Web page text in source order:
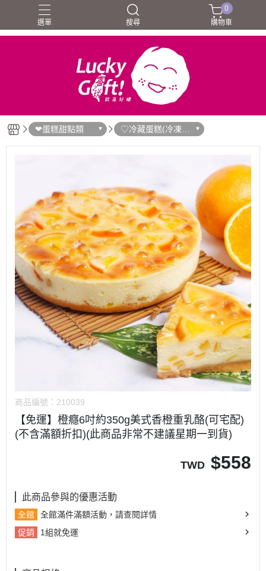
選單 搜尋
0
購物車
❤蛋糕甜點類
♡冷藏蛋糕(冷凍宅
配)
商品編號： 210039
【免運】橙癮6吋約350g美式香橙重乳酪(可宅配)
(不含滿額折扣)(此商品非常不建議星期一到貨)
TWD $558
此商品參與的優惠活動
全館
全館滿件滿額活動，請查閱詳情
促銷
1組就免運